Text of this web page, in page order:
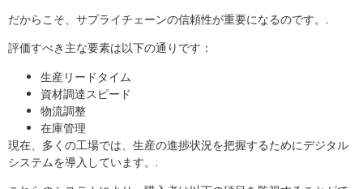
だからこそ、サプライチェーンの信頼性が重要になるのです。.
評価すべき主な要素は以下の通りです：
生産リードタイム
資材調達スピード
物流調整
在庫管理
現在、多くの工場では、生産の進捗状況を把握するためにデジタル
システムを導入しています。.